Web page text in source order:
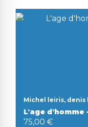
Michel leiris, denis
L'age d'homme
75,00 €